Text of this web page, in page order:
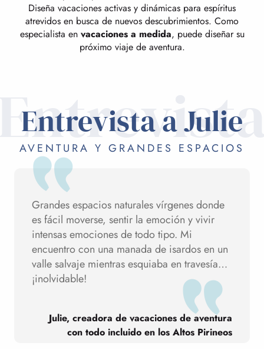
Diseña vacaciones activas y dinámicas para espíritus
atrevidos en busca de nuevos descubrimientos. Como
especialista en vacaciones a medida, puede diseñar su
próximo viaje de aventura.
Entrevista a Julie
AVENTURA Y GRANDES ESPACIOS
Grandes espacios naturales vírgenes donde
es fácil moverse, sentir la emoción y vivir
intensas emociones de todo tipo. Mi
encuentro con una manada de isardos en un
valle salvaje mientras esquiaba en travesía…
¡inolvidable!
Julie, creadora de vacaciones de aventura
con todo incluido en los Altos Pirineos